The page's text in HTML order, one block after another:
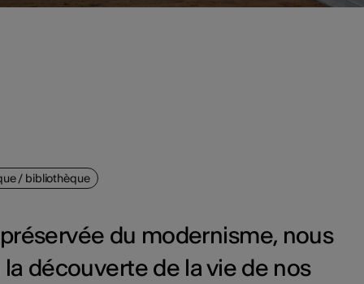
/ bibliothèque
du modernisme, nous
découverte de la vie de nos